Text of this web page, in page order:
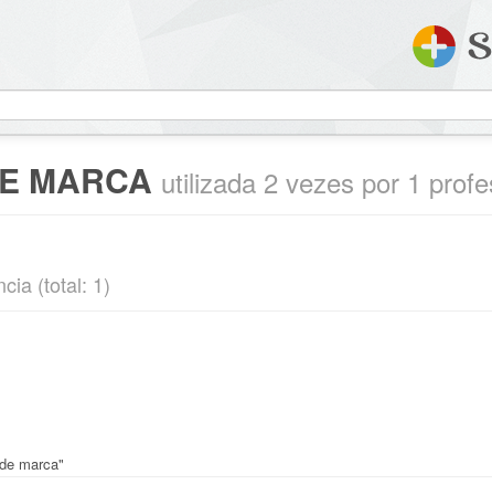
MARCA utilizada 2 vezes por 1
(total: 1)
marca"